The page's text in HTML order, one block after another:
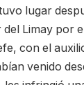
lugar
Limay por
con el
venido